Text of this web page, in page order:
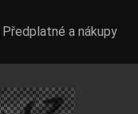
Předplatné a nákupy